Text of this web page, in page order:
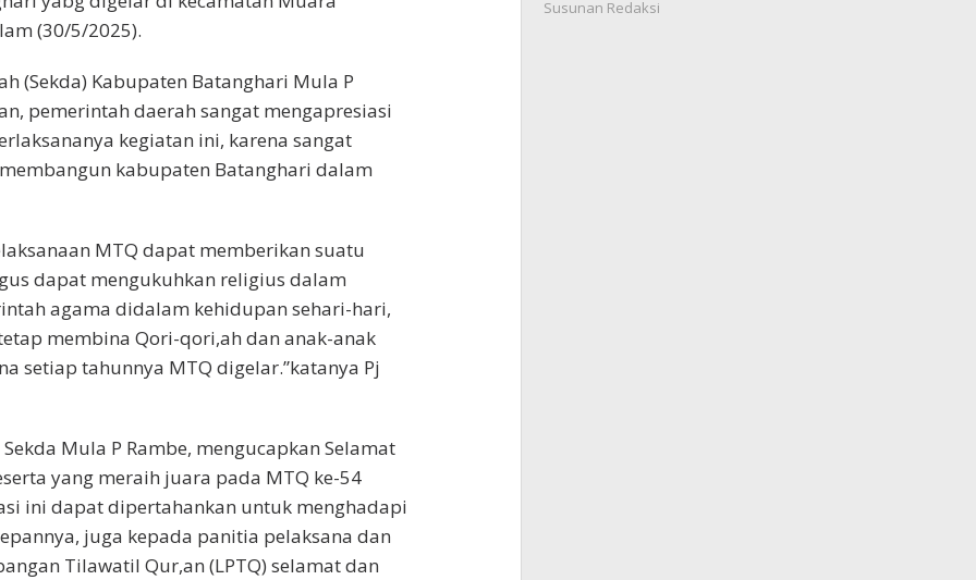
(30/5/2025).
(Sekda) Kabupaten Batanghari Mula P
pemerintah daerah sangat mengapresiasi
kegiatan ini, karena sangat
kabupaten Batanghari dalam
MTQ dapat memberikan suatu
dapat mengukuhkan religius dalam
agama didalam kehidupan sehari-hari,
membina Qori-qori,ah dan anak-anak
setiap tahunnya MTQ digelar.”katanya Pj
Mula P Rambe, mengucapkan Selamat
yang meraih juara pada MTQ ke-54
ini dapat dipertahankan untuk menghadapi
juga kepada panitia pelaksana dan
Tilawatil Qur,an (LPTQ) selamat dan
Susunan Redaksi